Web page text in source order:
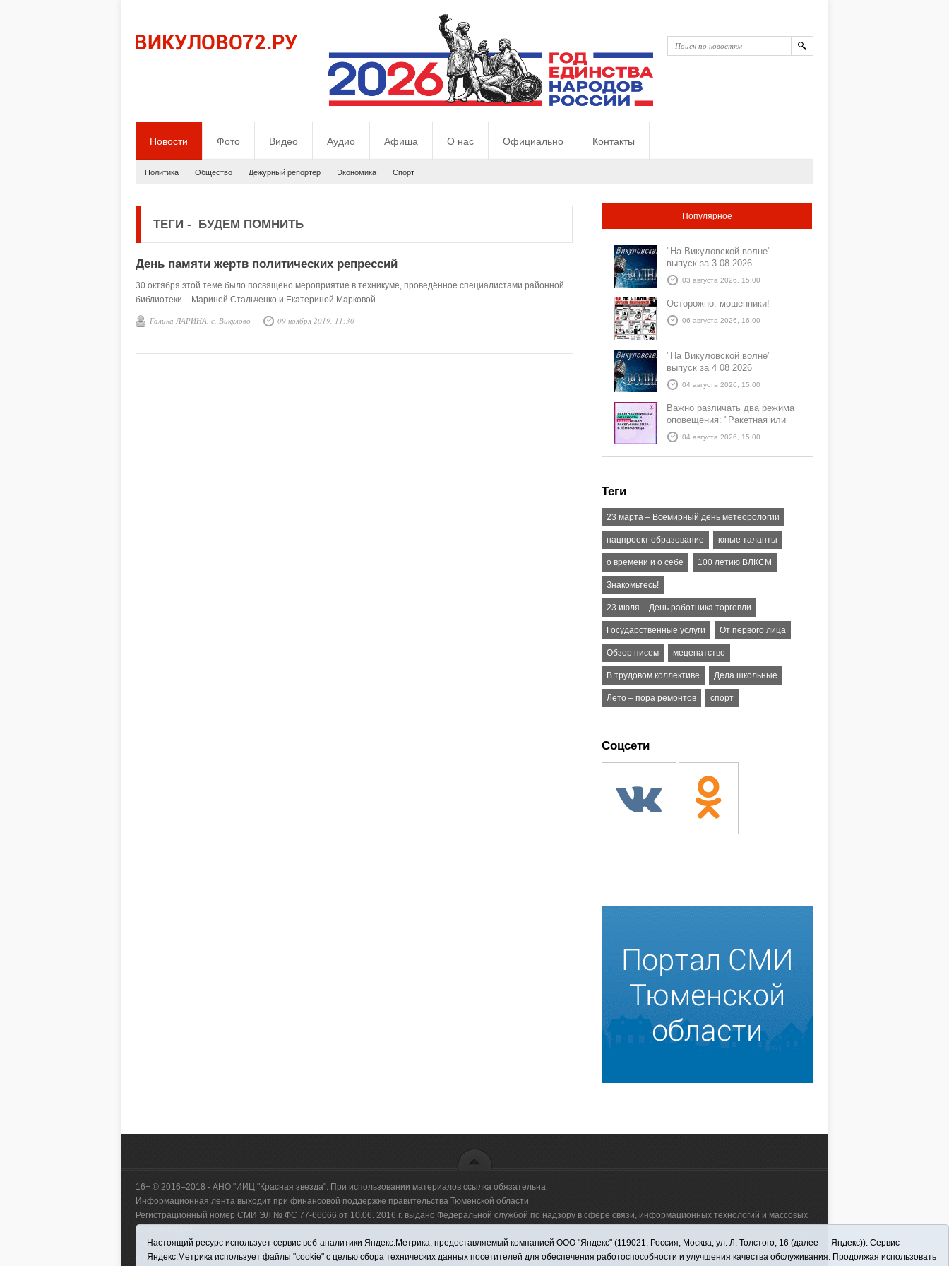
Новости Фото Видео Аудио Афиша О нас Официально Контакты
Политика Общество Дежурный репортер Экономика Спорт
ТЕГИ - БУДЕМ ПОМНИТЬ
День памяти жертв политических репрессий
30 октября этой теме было посвящено мероприятие в техникуме, проведённое специалистами районной
библиотеки – Мариной Стальченко и Екатериной Марковой.
Галина ЛАРИНА, с. Викулово 09 ноября 2019, 11:30
Популярное
"На Викуловской волне"
выпуск за 3 08 2026
03 августа 2026, 15:00
Осторожно: мошенники!
06 августа 2026, 16:00
"На Викуловской волне"
выпуск за 4 08 2026
04 августа 2026, 15:00
Важно различать два режима
оповещения: "Ракетная или
БПЛА опасность" и "Угроза
атаки ракеты или БПЛА"
04 августа 2026, 15:00
Теги
23 марта – Всемирный день метеорологии
нацпроект образование юные таланты
о времени и о себе 100 летию ВЛКСМ
Знакомьтесь!
23 июля – День работника торговли
Государственные услуги От первого лица
Обзор писем меценатство
В трудовом коллективе Дела школьные
Лето – пора ремонтов спорт
Соцсети
16+ © 2016–2018 - АНО "ИИЦ "Красная звезда". При использовании материалов ссылка обязательна
Информационная лента выходит при финансовой поддержке правительства Тюменской области
Регистрационный номер СМИ ЭЛ № ФС 77-66066 от 10.06. 2016 г. выдано Федеральной службой по надзору в сфере связи, информационных технологий и массовых
коммуникаций.
Учредитель (соучредители) Автономная некоммерческая организация "Информационно-издательский центр "Красная звезда"" (627570, Тюменская обл., Викуловский
р-н, с. Викулово, ул. Ленина, д. 5).
Настоящий ресурс использует сервис веб-аналитики Яндекс.Метрика, предоставляемый компанией ООО "Яндекс" (119021, Россия, Москва, ул. Л. Толстого, 16 (далее — Яндекс)). Сервис
Яндекс.Метрика использует файлы "cookie" с целью сбора технических данных посетителей для обеспечения работоспособности и улучшения качества обслуживания. Продолжая использовать